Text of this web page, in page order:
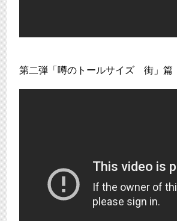
第二弾「噂のトールサイズ 街」篇